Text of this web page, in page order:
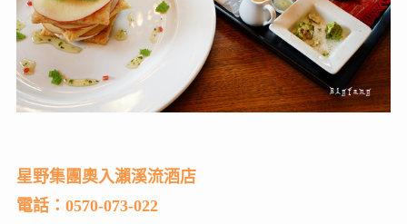
星野集團奧入瀨溪流酒店
電話：0570-073-022